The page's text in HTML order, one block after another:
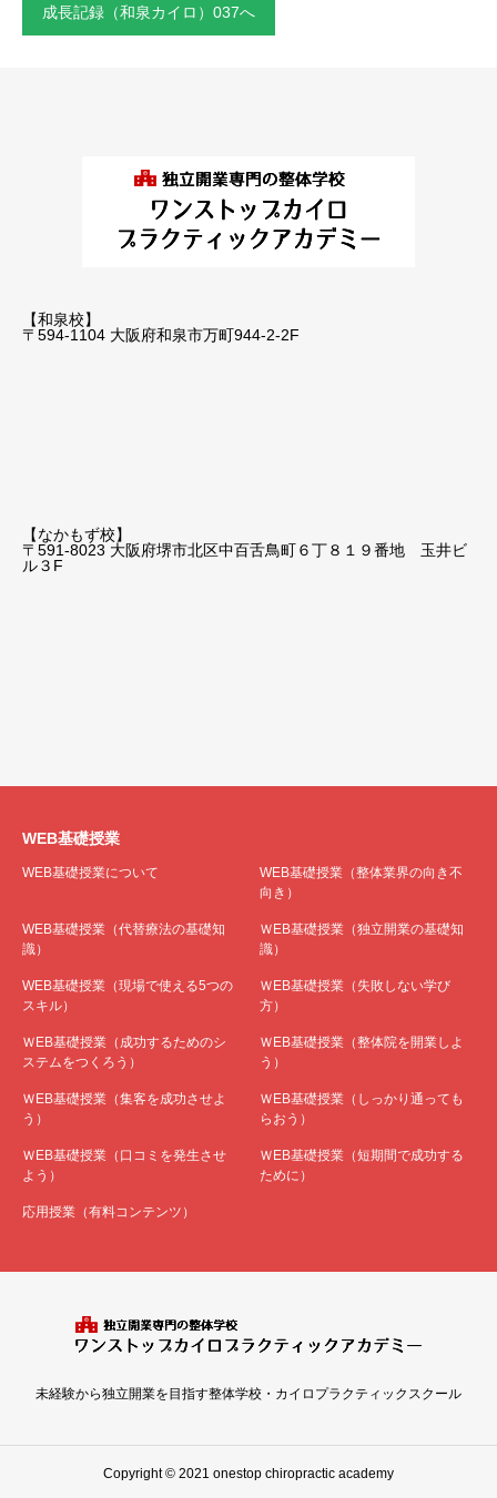
成長記録（和泉カイロ）037へ
【和泉校】
〒594-1104 大阪府和泉市万町944-2-2F
【なかもず校】
〒591-8023 大阪府堺市北区中百舌鳥町６丁８１９番地 玉井ビ
ル３F
WEB基礎授業
WEB基礎授業について
WEB基礎授業（整体業界の向き不
向き）
WEB基礎授業（代替療法の基礎知
識）
ＷEB基礎授業（独立開業の基礎知
識）
WEB基礎授業（現場で使える5つの
スキル）
ＷEB基礎授業（失敗しない学び
方）
ＷEB基礎授業（成功するためのシ
ステムをつくろう）
ＷEB基礎授業（整体院を開業しよ
う）
ＷEB基礎授業（集客を成功させよ
う）
ＷEB基礎授業（しっかり通っても
らおう）
ＷEB基礎授業（口コミを発生させ
よう）
ＷEB基礎授業（短期間で成功する
ために）
応用授業（有料コンテンツ）
未経験から独立開業を目指す整体学校・カイロプラクティックスクール
Copyright © 2021 onestop chiropractic academy